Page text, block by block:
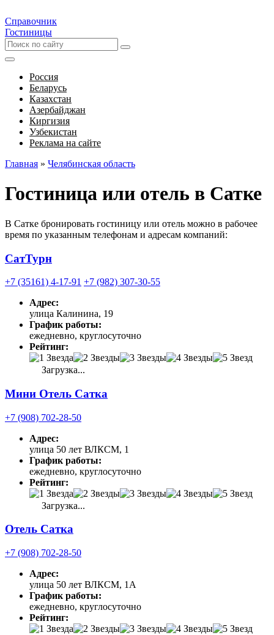
Справочник
Гостиницы
Россия
Беларусь
Казахстан
Азербайджан
Киргизия
Узбекистан
Реклама на сайте
Главная » Челябинская область
Гостиница или отель в Сатке
В Сатке бронировать гостиницу или отель можно в рабочее
время по указанным телефонам и адресам компаний:
СатТурн
+7 (35161) 4-17-91 +7 (982) 307-30-55
Адрес:
улица Калинина, 19
График работы:
ежедневно, круглосуточно
Рейтинг:
Загрузка...
Мини Отель Сатка
+7 (908) 702-28-50
Адрес:
улица 50 лет ВЛКСМ, 1
График работы:
ежедневно, круглосуточно
Рейтинг:
Загрузка...
Отель Сатка
+7 (908) 702-28-50
Адрес:
улица 50 лет ВЛКСМ, 1А
График работы:
ежедневно, круглосуточно
Рейтинг: